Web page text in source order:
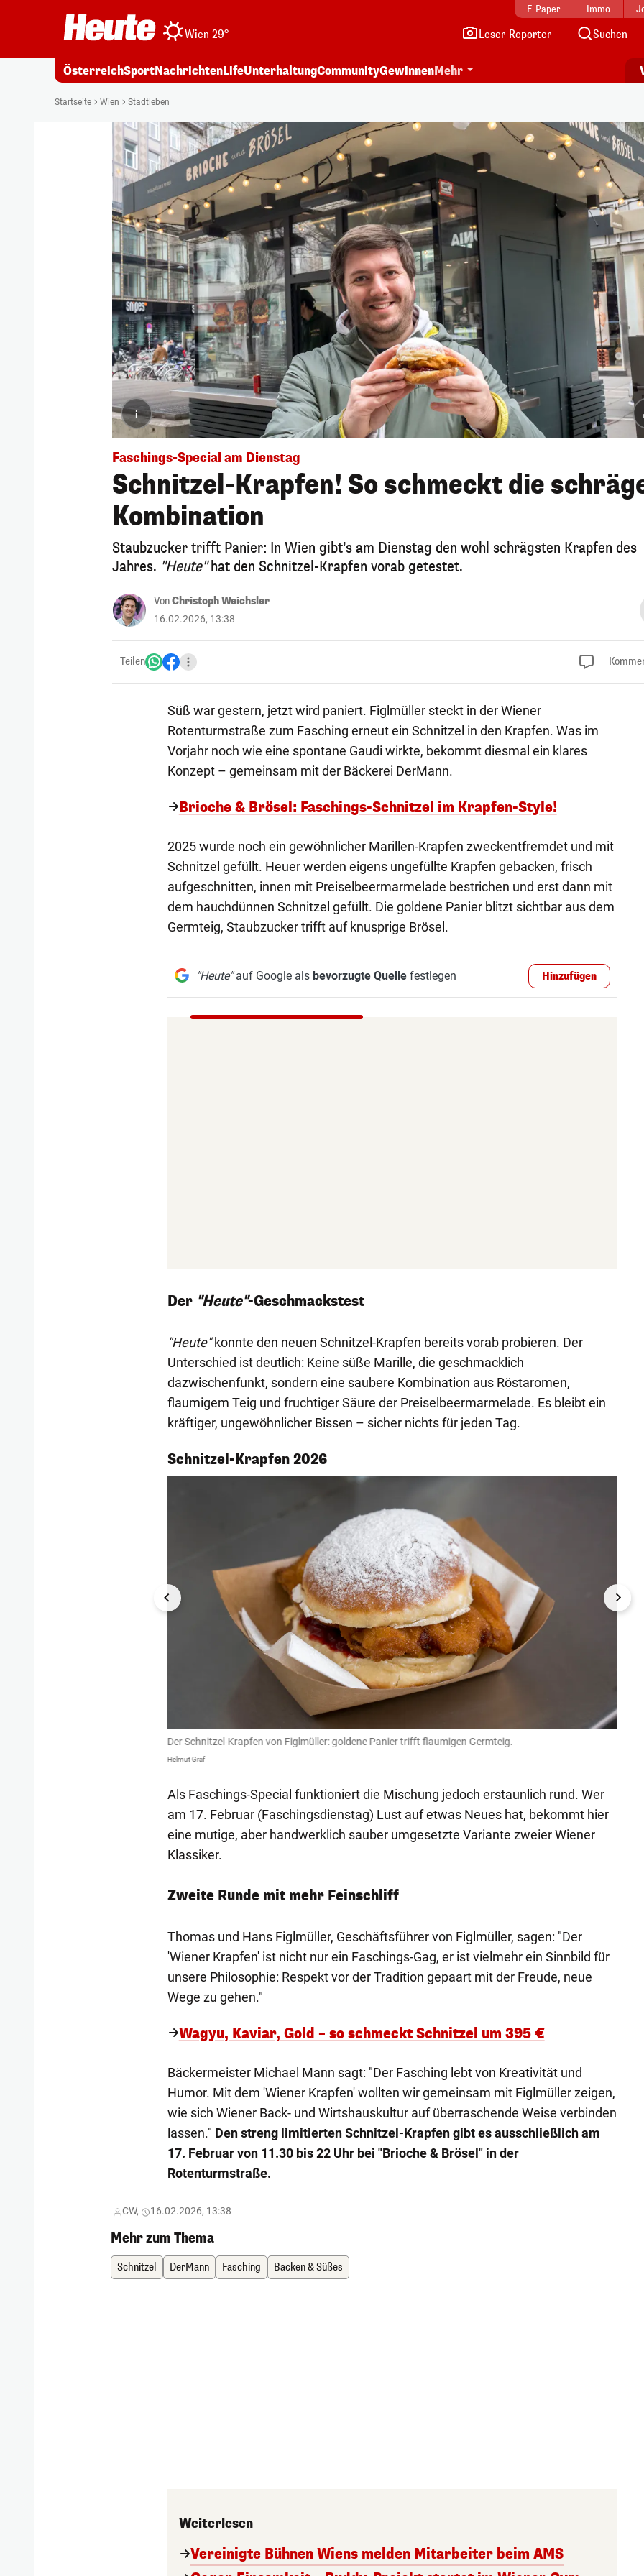
E-Paper Immo
Wien 29° Leser-Reporter Suchen
ÖsterreichSportNachrichtenLifeUnterhaltungCommunityGewinnenMehr
Startseite Wien Stadtleben
i
Faschings-Special am Dienstag
Schnitzel-Krapfen! So schmeckt die
Kombination
Staubzucker trifft Panier: In Wien gibt’s am Dienstag den wohl schrägsten Krapfen des
Jahres. "Heute"hat den Schnitzel-Krapfen vorab getestet.
VonChristoph Weichsler
16.02.2026, 13:38
Teilen
Süß war gestern, jetzt wird paniert. Figlmüller steckt in der Wiener
Rotenturmstraße zum Fasching erneut ein Schnitzel in den Krapfen. Was im
Vorjahr noch wie eine spontane Gaudi wirkte, bekommt diesmal ein klares
Konzept – gemeinsam mit der Bäckerei DerMann.
Brioche & Brösel: Faschings-Schnitzel im Krapfen-Style!
2025 wurde noch ein gewöhnlicher Marillen-Krapfen zweckentfremdet und mit
Schnitzel gefüllt. Heuer werden eigens ungefüllte Krapfen gebacken, frisch
aufgeschnitten, innen mit Preiselbeermarmelade bestrichen und erst dann mit
dem hauchdünnen Schnitzel gefüllt. Die goldene Panier blitzt sichtbar aus dem
Germteig, Staubzucker trifft auf knusprige Brösel.
"Heute"auf Google als bevorzugte Quellefestlegen Hinzufügen
Der "Heute"-Geschmackstest
"Heute"konnte den neuen Schnitzel-Krapfen bereits vorab probieren. Der
Unterschied ist deutlich: Keine süße Marille, die geschmacklich
dazwischenfunkt, sondern eine saubere Kombination aus Röstaromen,
flaumigem Teig und fruchtiger Säure der Preiselbeermarmelade. Es bleibt ein
kräftiger, ungewöhnlicher Bissen – sicher nichts für jeden Tag.
Schnitzel-Krapfen 2026
1/3
Der Schnitzel-Krapfen von Figlmüller: goldene Panier trifft flaumigen Germteig.
Helmut Graf
Als Faschings-Special funktioniert die Mischung jedoch erstaunlich rund. Wer
am 17. Februar (Faschingsdienstag) Lust auf etwas Neues hat, bekommt hier
eine mutige, aber handwerklich sauber umgesetzte Variante zweier Wiener
Klassiker.
Zweite Runde mit mehr Feinschliff
Thomas und Hans Figlmüller, Geschäftsführer von Figlmüller, sagen: "Der
'Wiener Krapfen' ist nicht nur ein Faschings-Gag, er ist vielmehr ein Sinnbild für
unsere Philosophie: Respekt vor der Tradition gepaart mit der Freude, neue
Wege zu gehen."
Wagyu, Kaviar, Gold – so schmeckt Schnitzel um 395 €
Bäckermeister Michael Mann sagt: "Der Fasching lebt von Kreativität und
Humor. Mit dem 'Wiener Krapfen' wollten wir gemeinsam mit Figlmüller zeigen,
wie sich Wiener Back- und Wirtshauskultur auf überraschende Weise verbinden
lassen." Den streng limitierten Schnitzel-Krapfen gibt es ausschließlich am
17. Februar von 11.30 bis 22 Uhr bei "Brioche & Brösel" in der
Rotenturmstraße.
CW, 16.02.2026, 13:38
Mehr zum Thema
Schnitzel DerMann Fasching Backen & Süßes
Weiterlesen
Vereinigte Bühnen Wiens melden Mitarbeiter beim AMS